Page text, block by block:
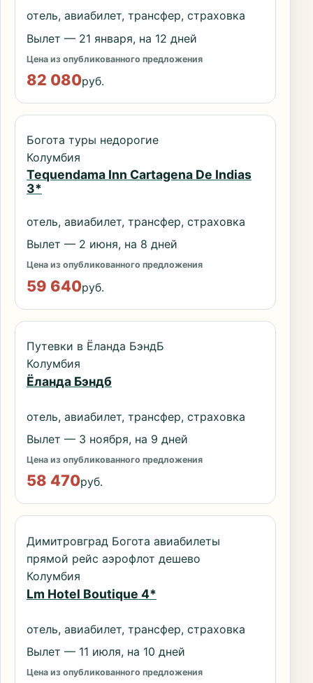
отель, авиабилет, трансфер, страховка
Вылет — 21 января, на 12 дней
Цена из опубликованного предложения
82 080руб.
Богота туры недорогие
Колумбия
Tequendama Inn Cartagena De Indias
3*
отель, авиабилет, трансфер, страховка
Вылет — 2 июня, на 8 дней
Цена из опубликованного предложения
59 640руб.
Путевки в Ёланда БэндБ
Колумбия
Ёланда Бэндб
отель, авиабилет, трансфер, страховка
Вылет — 3 ноября, на 9 дней
Цена из опубликованного предложения
58 470руб.
Димитровград Богота авиабилеты
прямой рейс аэрофлот дешево
Колумбия
Lm Hotel Boutique 4*
отель, авиабилет, трансфер, страховка
Вылет — 11 июля, на 10 дней
Цена из опубликованного предложения